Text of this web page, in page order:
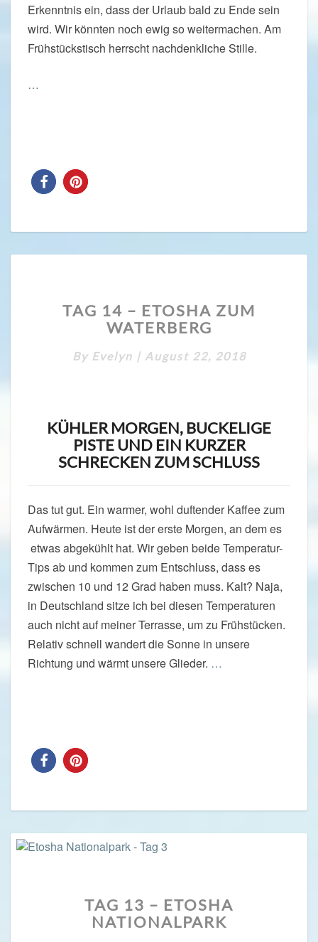
Erkenntnis ein, dass der Urlaub bald zu Ende sein
wird. Wir könnten noch ewig so weitermachen. Am
Frühstückstisch herrscht nachdenkliche Stille.
…
14
–
ZUM
TAG 14 – ETOSHA ZUM
WATERBERG
By Evelyn | August 22, 2018
KÜHLER MORGEN, BUCKELIGE
PISTE UND EIN KURZER
SCHRECKEN ZUM SCHLUSS
Das tut gut. Ein warmer, wohl duftender Kaffee zum
Aufwärmen. Heute ist der erste Morgen, an dem es
etwas abgekühlt hat. Wir geben beide Temperatur-
Tips ab und kommen zum Entschluss, dass es
zwischen 10 und 12 Grad haben muss. Kalt? Naja,
in Deutschland sitze ich bei diesen Temperaturen
auch nicht auf meiner Terrasse, um zu Frühstücken.
Relativ schnell wandert die Sonne in unsere
Richtung und wärmt unsere Glieder. …
13
–
TAG 13 – ETOSHA
NATIONALPARK